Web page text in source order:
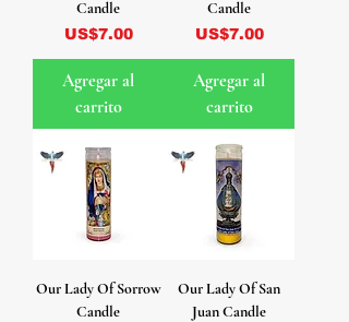
Candle
Precio
US$7.00
Agregar al
carrito
Candle
Precio
US$7.00
Agregar al
carrito
Our Lady Of Sorrow
Candle
Our Lady Of San
Juan Candle